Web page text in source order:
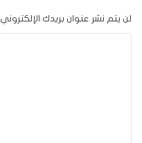
لن يتم نشر عنوان بريدك الإلكتروني.